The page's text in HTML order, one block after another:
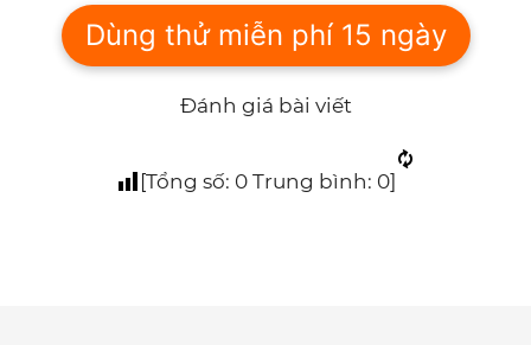
Dùng thử miễn phí 15 ngày
Đánh giá bài viết
[Tổng số: 0 Trung bình: 0]